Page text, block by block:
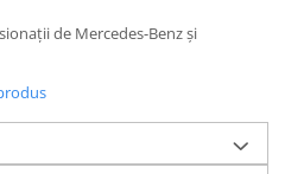
de Mercedes-Benz și